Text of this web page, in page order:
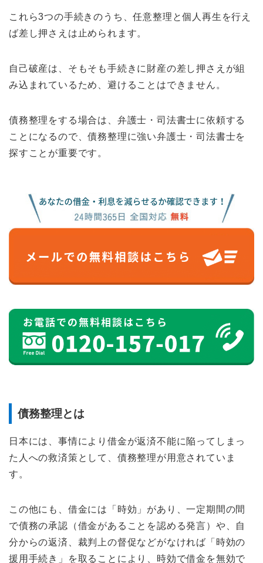
これら3つの手続きのうち、任意整理と個人再生を行え
ば差し押さえは止められます。
自己破産は、そもそも手続きに財産の差し押さえが組
み込まれているため、避けることはできません。
債務整理をする場合は、弁護士・司法書士に依頼する
ことになるので、債務整理に強い弁護士・司法書士を
探すことが重要です。
債務整理とは
日本には、事情により借金が返済不能に陥ってしまっ
た人への救済策として、債務整理が用意されていま
す。
この他にも、借金には「時効」があり、一定期間の間
で債務の承認（借金があることを認める発言）や、自
分からの返済、裁判上の督促などがなければ「時効の
援用手続き」を取ることにより、時効で借金を無効で